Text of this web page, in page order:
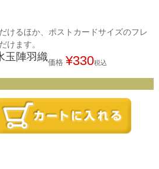
けるほか、ポストカードサイズのフレ
けます。
玉陣羽織価格 ¥330税込